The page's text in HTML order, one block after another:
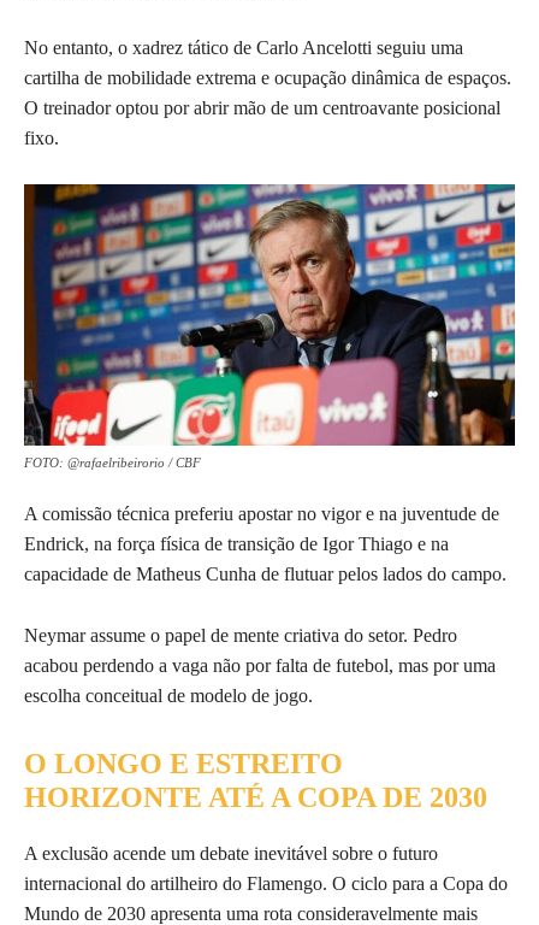
No entanto, o xadrez tático de Carlo Ancelotti seguiu uma
cartilha de mobilidade extrema e ocupação dinâmica de espaços.
O treinador optou por abrir mão de um centroavante posicional
fixo.
FOTO: @rafaelribeirorio / CBF
A comissão técnica preferiu apostar no vigor e na juventude de
Endrick, na força física de transição de Igor Thiago e na
capacidade de Matheus Cunha de flutuar pelos lados do campo.
Neymar assume o papel de mente criativa do setor. Pedro
acabou perdendo a vaga não por falta de futebol, mas por uma
escolha conceitual de modelo de jogo.
O LONGO E ESTREITO
HORIZONTE ATÉ A COPA DE 2030
A exclusão acende um debate inevitável sobre o futuro
internacional do artilheiro do Flamengo. O ciclo para a Copa do
Mundo de 2030 apresenta uma rota consideravelmente mais